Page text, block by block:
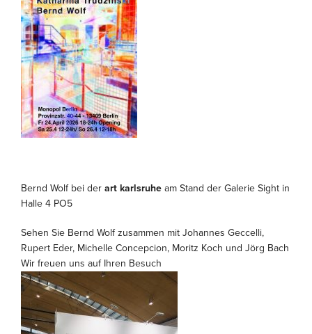
Bernd Wolf bei der art karlsruhe am Stand der Galerie Sight in
Halle 4 PO5
Sehen Sie Bernd Wolf zusammen mit Johannes Geccelli,
Rupert Eder, Michelle Concepcion, Moritz Koch und Jörg Bach
Wir freuen uns auf Ihren Besuch